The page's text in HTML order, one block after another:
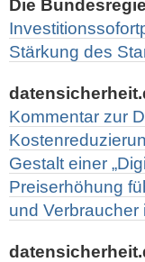
Die
Stärkung des
Kommentar zur
Gestalt einer
Preiserhöhung
und